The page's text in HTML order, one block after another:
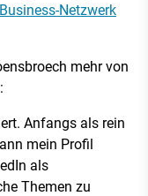
Netzwerk
mehr von
Anfangs als rein
mein Profil
als
Themen zu